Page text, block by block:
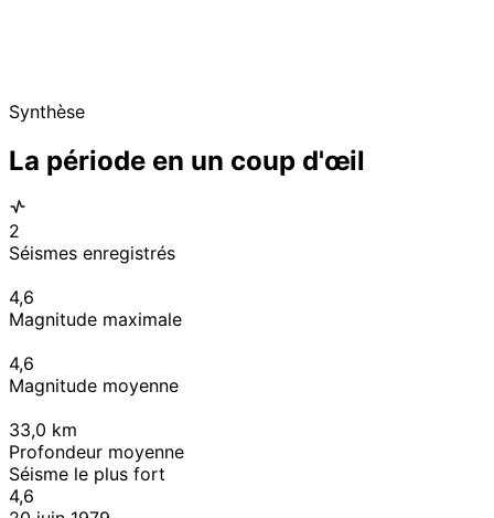
Synthèse
La période en un coup d'œil
2
Séismes enregistrés
4,6
Magnitude maximale
4,6
Magnitude moyenne
33,0 km
Profondeur moyenne
Séisme le plus fort
4,6